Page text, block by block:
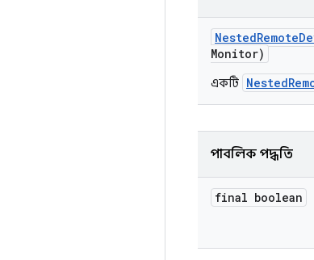
NestedRemote
Monitor)
একটি
পাবলিক পদ্ধতি
final boolean